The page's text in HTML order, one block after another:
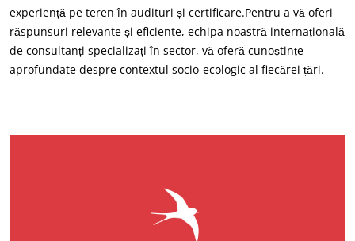
Inputs
experiență pe teren în audituri și certificare.Pentru a vă oferi
răspunsuri relevante și eficiente, echipa noastră internațională
de consultanți specializați în sector, vă oferă cunoștințe
aprofundate despre contextul socio-ecologic al fiecărei țări.